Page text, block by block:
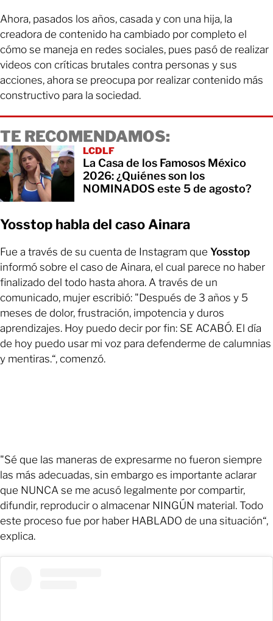
Ahora, pasados los años, casada y con una hija, la
creadora de contenido ha cambiado por completo el
cómo se maneja en redes sociales, pues pasó de realizar
videos con críticas brutales contra personas y sus
acciones, ahora se preocupa por realizar contenido más
constructivo para la sociedad.
TE RECOMENDAMOS:
LCDLF
La Casa de los Famosos México
2026: ¿Quiénes son los
NOMINADOS este 5 de agosto?
Yosstop habla del caso Ainara
Fue a través de su cuenta de Instagram que Yosstop
informó sobre el caso de Ainara, el cual parece no haber
finalizado del todo hasta ahora. A través de un
comunicado, mujer escribió: "Después de 3 años y 5
meses de dolor, frustración, impotencia y duros
aprendizajes. Hoy puedo decir por fin: SE ACABÓ. El día
de hoy puedo usar mi voz para defenderme de calumnias
y mentiras.“, comenzó.
"Sé que las maneras de expresarme no fueron siempre
las más adecuadas, sin embargo es importante aclarar
que NUNCA se me acusó legalmente por compartir,
difundir, reproducir o almacenar NINGÚN material. Todo
este proceso fue por haber HABLADO de una situación“,
explica.